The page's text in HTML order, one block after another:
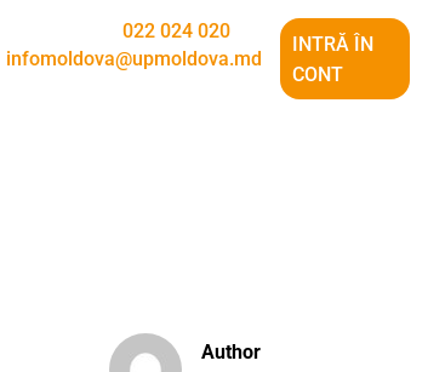
022 024 020
infomoldova@upmoldova.md
INTRĂ ÎN
CONT
Author